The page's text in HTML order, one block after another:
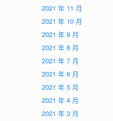
2021 年 11 月
2021 年 10 月
2021 年 9 月
2021 年 8 月
2021 年 7 月
2021 年 6 月
2021 年 5 月
2021 年 4 月
2021 年 3 月